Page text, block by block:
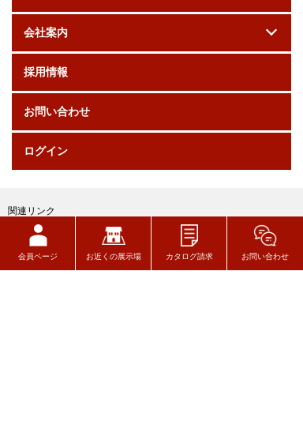
会社案内
採用情報
お問い合わせ
ログイン
関連リンク
会員ページ お近くの展示場 カタログ請求 お問い合わせ